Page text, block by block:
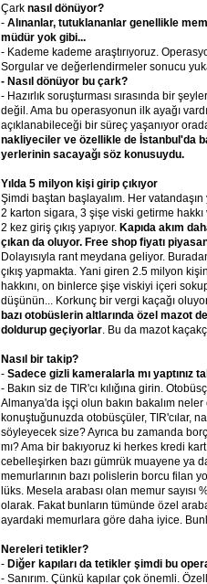
Çark nasıl dönüyor?
- Alınanlar, tutuklananlar genellikle
müdür yok gibi...
- Kademe kademe araştırıyoruz.
Sorgular ve değerlendirmeler sonucu
- Nasıl dönüyor bu çark?
- Hazırlık soruşturması sırasında bir
değil. Ama bu operasyonun ilk ayağı
açıklanabileceği bir süreç yaşanıyor
nakliyeciler ve özellikle de İstanbul'da
yerlerinin sacayağı söz konusuydu.
Yılda 5 milyon kişi girip çıkıyor
Şimdi baştan başlayalım. Her vatandaşın
2 karton sigara, 3 şişe viski getirme
2 kez giriş çıkış yapıyor. Kapıda akım
çıkan da oluyor. Free shop fiyatı
Dolayısıyla rant meydana geliyor.
çıkış yapmakta. Yani giren 2.5 milyon
hakkını, on binlerce şişe viskiyi içeri
düşünün... Korkunç bir vergi kaçağı
bazı otobüslerin altlarında özel mazot
doldurup geçiyorlar . Bu da mazot
Nasıl bir takip?
- Sadece gizli kameralarla mı yaptınız
- Bakın siz de TIR'cı kılığına girin.
Almanya'da işçi olun bakın bakalım
konuştuğunuzda otobüsçüler, TIR'cılar,
söyleyecek size? Ayrıca bu zamanda
mı? Ama bir bakıyoruz ki herkes kredi
cebelleşirken bazı gümrük muayene ya
memurlarının bazı polislerin borcu filan
lüks. Mesela arabası olan memur sayısı
olarak. Fakat bunların tümünde özel
ayardaki memurlara göre daha iyice.
Nereleri tetikler?
- Diğer kapıları da tetikler şimdi bu
- Sanırım. Çünkü kapılar çok önemli.